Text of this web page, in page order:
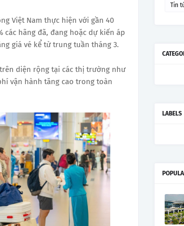
Việt Nam thực hiện với gần 40
các hãng đã, đang hoặc dự kiến áp
giá vé kể từ trung tuần tháng 3.
diện rộng tại các thị trường như
vận hành tăng cao trong toàn
Tin
LABELS